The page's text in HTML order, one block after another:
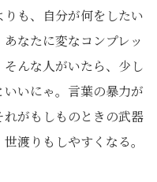
も、自分が何をしたい
なたに変なコンプレッ
んな人がいたら、少し
いにゃ。言葉の暴力が
がもしものときの武器
渡りもしやすくなる。